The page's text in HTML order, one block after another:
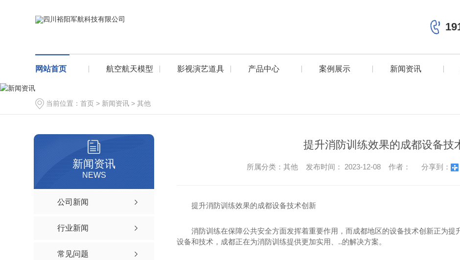
网站首页 航空航天模型 影视演艺道具 产品中心 案例展示 新闻资讯
当前位置： 首页 > 新闻资讯 > 其他
新闻资讯
NEWS
公司新闻
行业新闻
常见问题
提升消防训练效果的成都设备技
所属分类：其他 发布时间： 2023-12-08 作者： 分享到：
提升消防训练效果的成都设备技术创新
消防训练在保障公共安全方面发挥着重要作用，而成都地区的设备技术创新正为
设备和技术，成都正在为消防训练提供更加实用、..的解决方案。